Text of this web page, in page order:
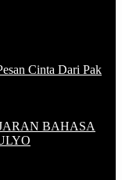
Cinta Dari Pak
BAHASA